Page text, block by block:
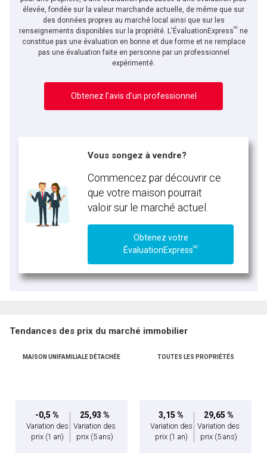
élevée, fondée sur la valeur marchande actuelle, de même que sur
des données propres au marché local ainsi que sur les
renseignements disponibles sur la propriété. L'ÉvaluationExpressMC ne
constitue pas une évaluation en bonne et due forme et ne remplace
pas une évaluation faite en personne par un professionnel
expérimenté.
Obtenez l’avis d’un professionnel
Vous songez à vendre?
Commencez par découvrir ce
que votre maison pourrait
valoir sur le marché actuel.
Obtenez votre
ÉvaluationExpressMC
Tendances des prix du marché immobilier
MAISON UNIFAMILIALE DÉTACHÉE
-0,5 %
Variation des
prix (1 an)
25,93 %
Variation des
prix (5 ans)
TOUTES LES PROPRIÉTÉS
3,15 %
Variation des
prix (1 an)
29,65 %
Variation des
prix (5 ans)